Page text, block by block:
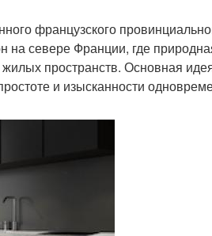
французского
на севере Франции, где
пространств. Основная
и изысканности